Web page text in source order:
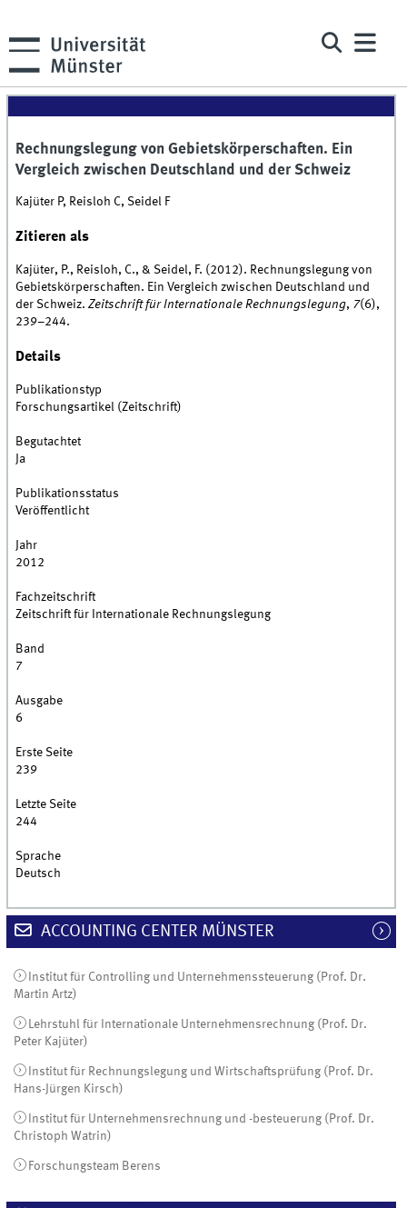
Rechnungslegung von Gebietskörperschaften. Ein
Vergleich zwischen Deutschland und der Schweiz
Kajüter P, Reisloh C, Seidel F
Zitieren als
Kajüter, P., Reisloh, C., & Seidel, F. (2012). Rechnungslegung von
Gebietskörperschaften. Ein Vergleich zwischen Deutschland und
der Schweiz.Zeitschrift für Internationale Rechnungslegung, 7(6),
239–244.
Details
Publikationstyp
Forschungsartikel (Zeitschrift)
Begutachtet
Ja
Publikationsstatus
Veröffentlicht
Jahr
2012
Fachzeitschrift
Zeitschrift für Internationale Rechnungslegung
Band
7
Ausgabe
6
Erste Seite
239
Letzte Seite
244
Sprache
Deutsch
ACCOUNTING CENTER MÜNSTER
Institut für Controlling und Unternehmenssteuerung (Prof. Dr.
Martin Artz)
Lehrstuhl für Internationale Unternehmensrechnung (Prof. Dr.
Peter Kajüter)
Institut für Rechnungslegung und Wirtschaftsprüfung (Prof. Dr.
Hans-Jürgen Kirsch)
Institut für Unternehmensrechnung und -besteuerung (Prof. Dr.
Christoph Watrin)
Forschungsteam Berens